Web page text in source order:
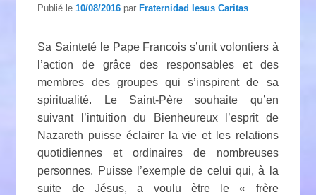
Publié le10/08/2016 parFraternidad Iesus Caritas
Sa Sainteté le Pape Francois s’unit volontiers à
l’action de grâce des responsables et des
membres des groupes qui s’inspirent de sa
spiritualité. Le Saint-Père souhaite qu’en
suivant l’intuition du Bienheureux l’esprit de
Nazareth puisse éclairer la vie et les relations
quotidiennes et ordinaires de nombreuses
personnes. Puisse l’exemple de celui qui, à la
suite de Jésus, a voulu ètre le « frère